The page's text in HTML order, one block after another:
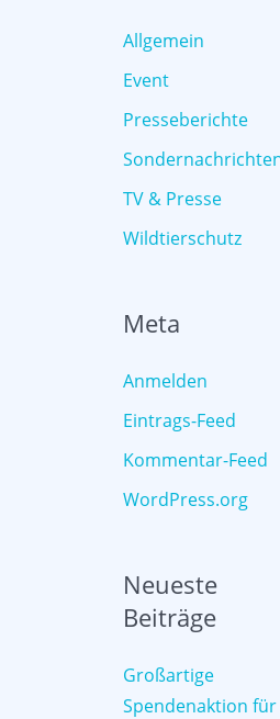
Allgemein
Event
Presseberichte
TV & Presse
Wildtierschutz
Meta
Anmelden
Eintrags-Feed
Kommentar-Feed
WordPress.org
Neueste
Beiträge
Großartige
Spendenaktion für